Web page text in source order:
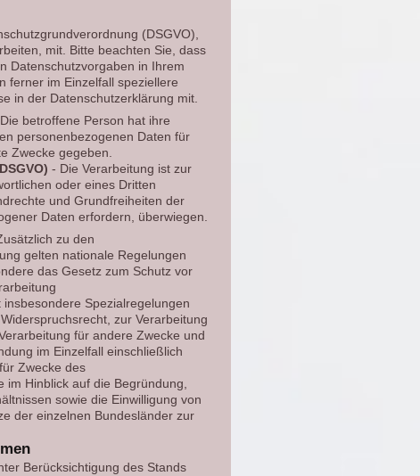
(DSGVO),
mit. Bitte beachten Sie, dass
Datenschutzvorgaben in Ihrem
ferner im Einzelfall speziellere
in der Datenschutzerklärung mit.
betroffene Person hat ihre
personenbezogenen Daten für
Zwecke gegeben.
- Die Verarbeitung ist zur
oder eines Dritten
und Grundfreiheiten der
Daten erfordern, überwiegen.
zu den
gelten nationale Regelungen
das Gesetz zum Schutz vor
Spezialregelungen
zur Verarbeitung
für andere Zwecke und
im Einzelfall einschließlich
Zwecke des
Hinblick auf die Begründung,
sowie die Einwilligung von
der einzelnen Bundesländer zur
Berücksichtigung des Stands